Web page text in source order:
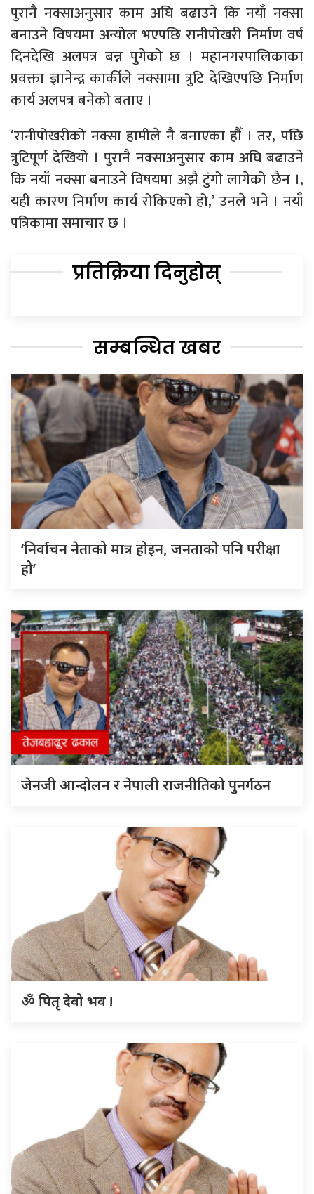
पुरानै नक्साअनुसार काम अघि बढाउने कि नयाँ नक्सा
बनाउने विषयमा अन्योल भएपछि रानीपोखरी निर्माण वर्ष
दिनदेखि अलपत्र बन्न पुगेको छ । महानगरपालिकाका
प्रवक्ता ज्ञानेन्द्र कार्कीले नक्सामा त्रुटि देखिएपछि निर्माण
कार्य अलपत्र बनेको बताए ।
‘रानीपोखरीको नक्सा हामीले नै बनाएका हौँ । तर, पछि
त्रुटिपूर्ण देखियो । पुरानै नक्साअनुसार काम अघि बढाउने
कि नयाँ नक्सा बनाउने विषयमा अझै टुंगो लागेको छैन ।,
यही कारण निर्माण कार्य रोकिएको हो,’ उनले भने । नयाँ
पत्रिकामा समाचार छ ।
प्रतिक्रिया दिनुहोस्
सम्बन्धित खबर
‘निर्वाचन नेताको मात्र होइन, जनताको पनि परीक्षा
हो’
जेनजी आन्दोलन र नेपाली राजनीतिको पुनर्गठन
ॐ पितृ देवो भव !